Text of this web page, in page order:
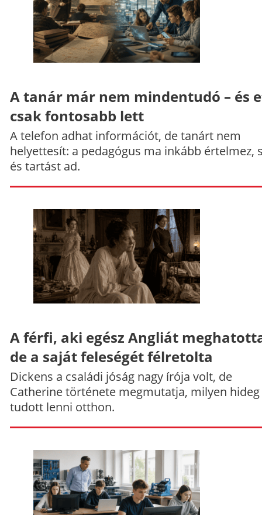
A tanár már nem mindentudó – és
csak fontosabb lett
A telefon adhat információt, de tanárt nem
helyettesít: a pedagógus ma inkább értelmez,
és tartást ad.
A férfi, aki egész Angliát
de a saját feleségét félretolta
Dickens a családi jóság nagy írója volt, de
Catherine története megmutatja, milyen hideg
tudott lenni otthon.